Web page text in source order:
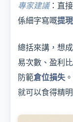
專家建議：直
係細字寫嘅提
總括來講，想
易次數、盈利
防範倉位損失
就可以食得精明